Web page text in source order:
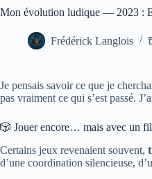
Mon évolution ludique — 2023 :
Frédérick Langlois
Je pensais savoir ce que je
pas vraiment ce qui s’est passé.
🎲 Jouer encore… mais avec un
Certains jeux revenaient souvent,
d’une coordination silencieuse,